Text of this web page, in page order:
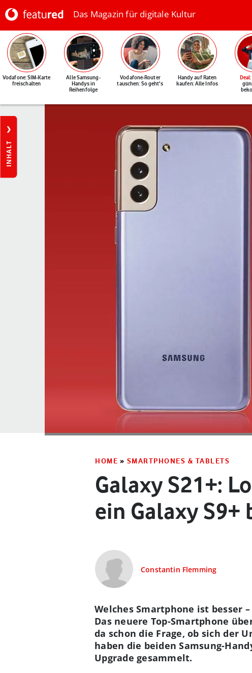
Das Magazin für digitale Kultur
Vodafone: SIM-Karte
freischalten
Alle Samsung-
Handys in
Reihenfolge
Vodafone-Router
tauschen: So geht's
Handy auf Raten
kaufen: Alle Infos
Deal
INHALT
HOME » SMARTPHONES & TABLETS
Galaxy S21+:
ein Galaxy S9+
Constantin Flemming
Welches Smartphone ist besser
Das neuere Top-Smartphone
da schon die Frage, ob sich der
haben die beiden Samsung-
Upgrade gesammelt.